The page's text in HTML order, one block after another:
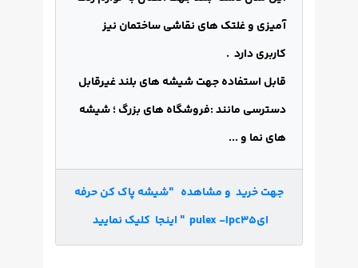
آمیزی و غلتک های نقاشی ساختمان نیز
کاربری دارد .
قابل استفاده جهت شیشه های بلند غیرقابل
دسترسی مانند :فروشگاه های بزرگ ؛ شیشه
های نما و ...
جهت خرید و مشاهده "شیشه پاک کن حرفه
ایpulex -Ipc35 " اینجا کلیک نمایید